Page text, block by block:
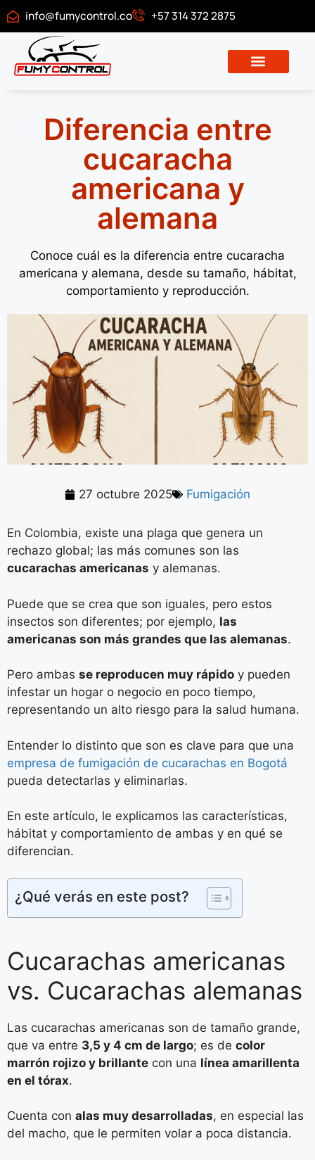
info@fumycontrol.co +57 314 372 2875
Diferencia entre
cucaracha
americana y
alemana
Conoce cuál es la diferencia entre cucaracha
americana y alemana, desde su tamaño, hábitat,
comportamiento y reproducción.
27 octubre 2025 Fumigación
En Colombia, existe una plaga que genera un
rechazo global; las más comunes son las
cucarachas americanas y alemanas.
Puede que se crea que son iguales, pero estos
insectos son diferentes; por ejemplo, las
americanas son más grandes que las alemanas.
Pero ambas se reproducen muy rápido y pueden
infestar un hogar o negocio en poco tiempo,
representando un alto riesgo para la salud humana.
Entender lo distinto que son es clave para que una
empresa de fumigación de cucarachas en Bogotá
pueda detectarlas y eliminarlas.
En este artículo, le explicamos las características,
hábitat y comportamiento de ambas y en qué se
diferencian.
¿Qué verás en este post?
Cucarachas americanas
vs. Cucarachas alemanas
Las cucarachas americanas son de tamaño grande,
que va entre 3,5 y 4 cm de largo; es de color
marrón rojizo y brillante con una línea amarillenta
en el tórax.
Cuenta con alas muy desarrolladas, en especial las
del macho, que le permiten volar a poca distancia.